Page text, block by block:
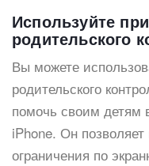
Используйте
родительского
Вы можете
родительского
помочь своим детям
iPhone. Он
ограничения по